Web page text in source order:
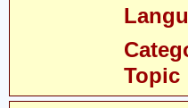
Topic